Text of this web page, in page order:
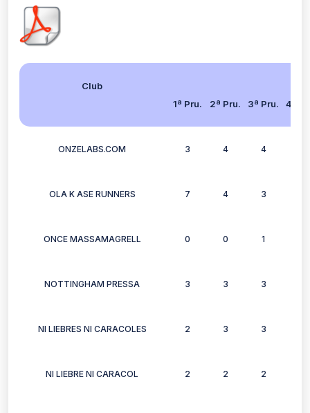
Club
1ª Pru.
2ª Pru. 3ª Pru. 4ª
ONZELABS.COM 3 4 4
OLA K ASE RUNNERS 7 4 3
ONCE MASSAMAGRELL 0 0 1
NOTTINGHAM PRESSA 3 3 3
NI LIEBRES NI CARACOLES 2 3 3
NI LIEBRE NI CARACOL 2 2 2